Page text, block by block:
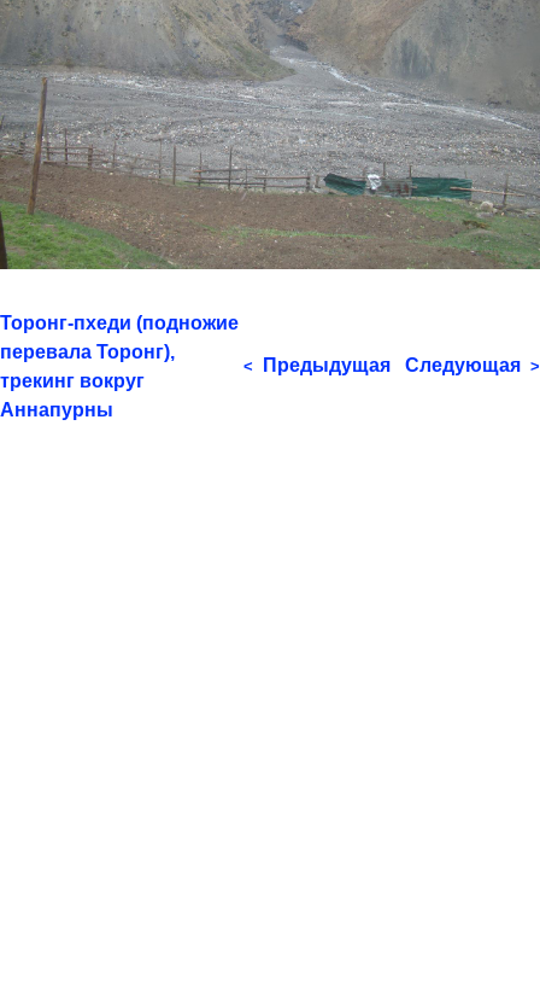
Торонг-пхеди (подножие
перевала Торонг),
трекинг вокруг
Аннапурны
< Предыдущая Следующая >